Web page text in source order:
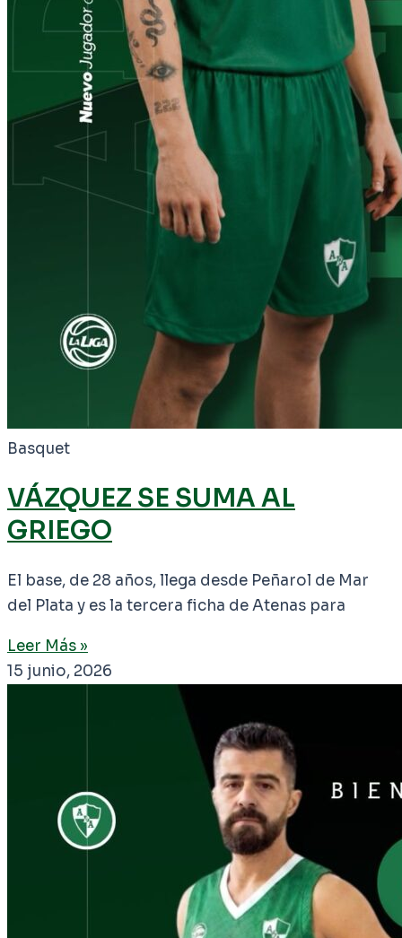
Basquet
VÁZQUEZ SE SUMA AL
GRIEGO
El base, de 28 años, llega desde Peñarol de Mar
del Plata y es la tercera ficha de Atenas para
Leer Más »
15 junio, 2026